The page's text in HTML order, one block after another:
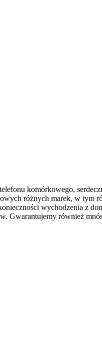
komórkowego,
różnych marek, w tym
wychodzenia z
Gwarantujemy również